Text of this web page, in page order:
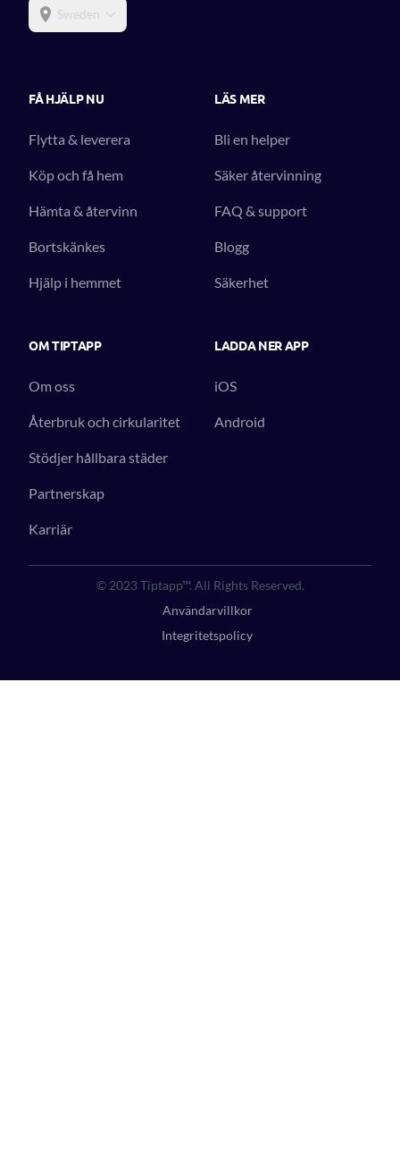
Sweden
FÅ HJÄLP NU
Flytta & leverera
Köp och få hem
Hämta & återvinn
Bortskänkes
Hjälp i hemmet
LÄS MER
Bli en helper
Säker återvinning
FAQ & support
Blogg
Säkerhet
OM TIPTAPP
Om oss
Återbruk och cirkularitet
Stödjer hållbara städer
Partnerskap
Karriär
LADDA NER APP
iOS
Android
© 2023 Tiptapp™. All Rights Reserved.
Användarvillkor
Integritetspolicy